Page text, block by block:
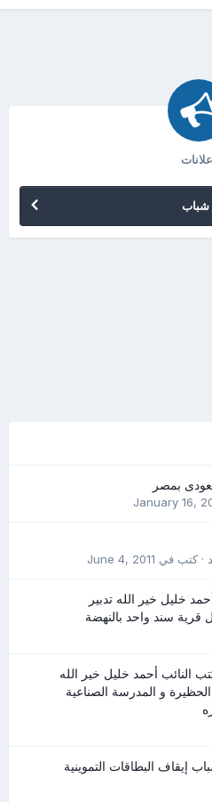
شباب
بمصر
January 16,
· كتب في June 4, 2011
خليل خير الله تدبير
قرية سند واحد بالنهضة
أحمد خليل خير الله
و المدرسة الصناعية
إيقاف البطاقات التموينية